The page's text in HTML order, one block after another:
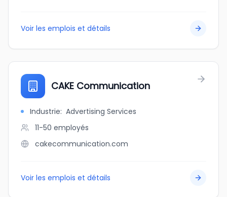
Voir les emplois et détails
CAKE Communication
Industrie: Advertising Services
11-50 employés
cakecommunication.com
Voir les emplois et détails